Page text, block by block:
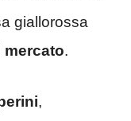
giallorossa
mercato.
,